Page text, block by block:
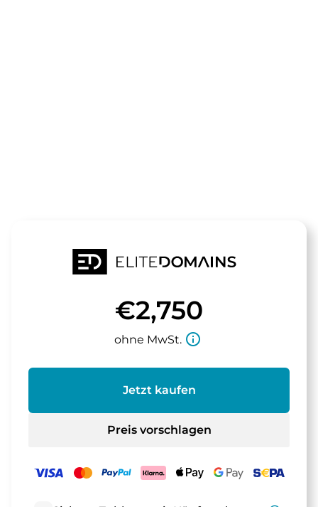
€2,750
ohne MwSt. info_outline
Jetzt kaufen
Preis vorschlagen